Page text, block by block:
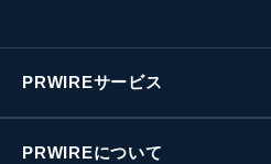
PRWIREサービス
PRWIREについて